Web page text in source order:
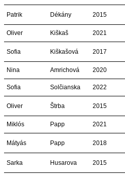
Patrik Dékány 2015
Oliver Kiškaš 2021
Sofia Kiškašová 2017
Nina Amrichová 2020
Sofia Solčianska 2022
Oliver Štrba 2015
Miklós Papp 2021
Mátyás Papp 2018
Sarka Husarova 2015